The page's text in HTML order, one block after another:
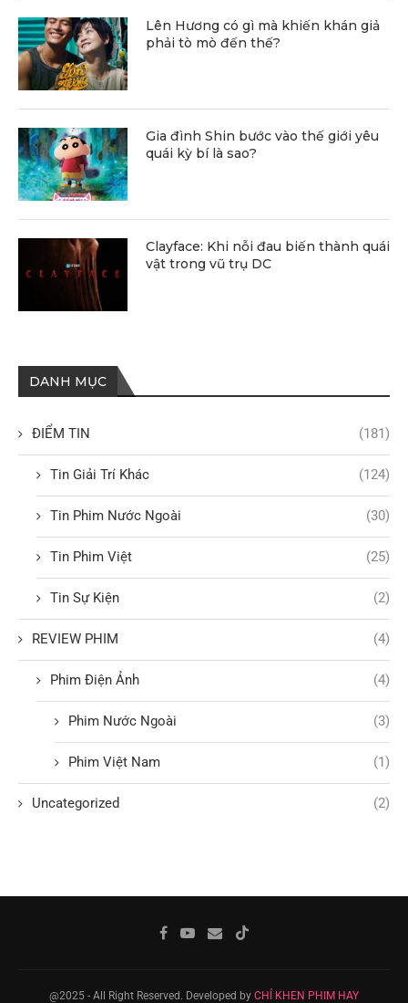
Lên Hương có gì mà khiến khán giả
phải tò mò đến thế?
Gia đình Shin bước vào thế giới yêu
quái kỳ bí là sao?
Clayface: Khi nỗi đau biến thành quái
vật trong vũ trụ DC
DANH MỤC
ĐIỂM TIN (181)
Tin Giải Trí Khác (124)
Tin Phim Nước Ngoài (30)
Tin Phim Việt (25)
Tin Sự Kiện (2)
REVIEW PHIM (4)
Phim Điện Ảnh (4)
Phim Nước Ngoài (3)
Phim Việt Nam (1)
Uncategorized (2)
@2025 - All Right Reserved. Developed by CHỈ KHEN PHIM HAY